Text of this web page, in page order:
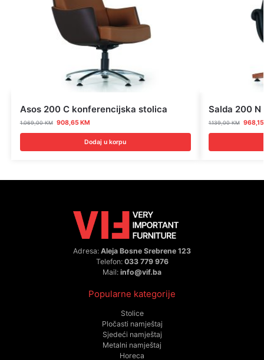
Asos 200 C konferencijska stolica
1.069,00KM 908,65KM
Dodaj u korpu
Salda 200
1.139,00KM
Adresa: Aleja Bosne Srebrene 123
Telefon: 033 779 976
Mail: info@vif.ba
Popularne kategorije
Stolice
Pločasti namještaj
Sjedeći namještaj
Metalni namještaj
Horeca